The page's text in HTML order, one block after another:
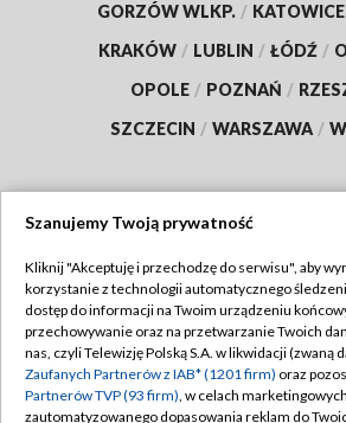
GORZÓW WLKP. / KATOWICE
KRAKÓW / LUBLIN / ŁÓDŹ /
OPOLE / POZNAŃ /
SZCZECIN / WARSZAWA /
TVP
Abonament TVP
Emisja w TVP
Centrum informacji TVP
Regulamin TVP
Polityka
Moje zgody
Szanujemy Twoją prywatność
Kliknij "Akceptuję i przechodzę do serwisu", aby
korzystanie z technologii automatycznego
dostęp do informacji na Twoim urządzeniu
przechowywanie oraz na przetwarzanie Twoich
nas, czyli Telewizję Polską S.A. w likwidacji (zwaną
Zaufanych Partnerów z IAB* (1201 firm) oraz
Partnerów TVP (93 firm), w celach
zautomatyzowanego dopasowania reklam do